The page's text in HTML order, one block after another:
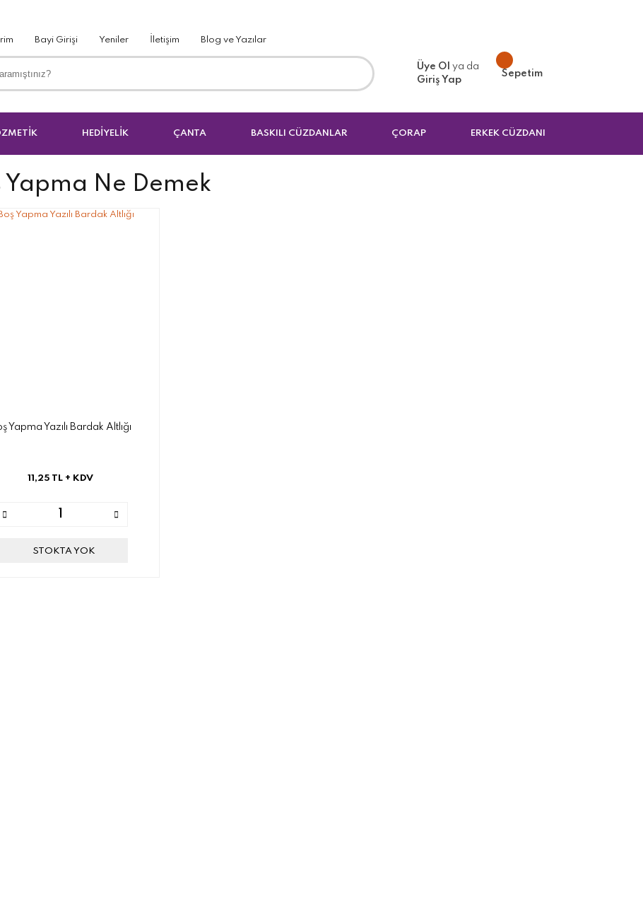
Bayi Girişi Yeniler İletişim Blog ve Yazılar
Üye Ol ya da
Giriş Yap
Sepetim
HEDİYELİK ÇANTA BASKILI CÜZDANLAR ÇORAP ERKEK CÜZDANI
Yapma Ne Demek
Yapma Yazılı Bardak Altlığı
11,25 TL + KDV
STOKTA YOK